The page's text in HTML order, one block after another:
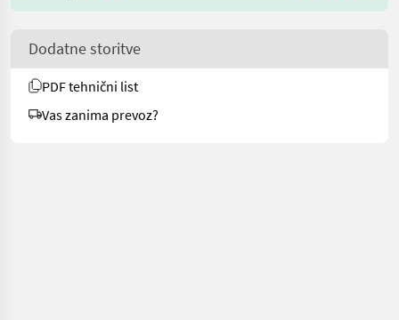
Dodatne storitve
PDF tehnični list
Vas zanima prevoz?